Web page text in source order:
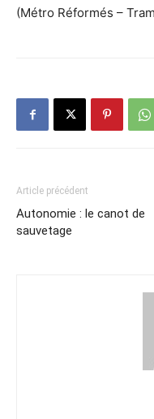
(Métro Réformés –
Article précédent
Autonomie : le canot de
sauvetage